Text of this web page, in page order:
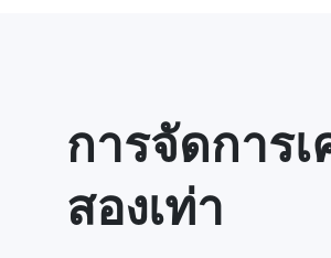
การจัดการ
สองเท่า